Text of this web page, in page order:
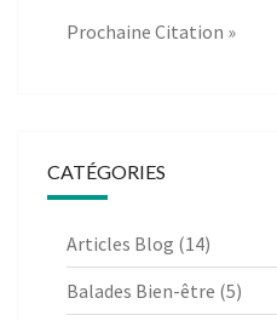
Prochaine Citation »
CATÉGORIES
Articles Blog (14)
Balades Bien-être (5)